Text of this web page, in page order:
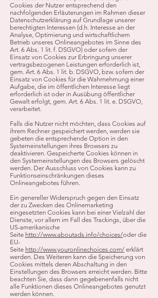
Cookies der Nutzer entsprechend den
nachfolgenden Erläuterungen im Rahmen dieser
Datenschutzerklärung auf Grundlage unserer
berechtigten Interessen (d.h. Interesse an der
Analyse, Optimierung und wirtschaftlichem
Betrieb unseres Onlineangebotes im Sinne des
Art. 6 Abs. 1 lit. f. DSGVO) oder sofern der
Einsatz von Cookies zur Erbringung unserer
vertragsbezogenen Leistungen erforderlich ist,
gem. Art. 6 Abs. 1 lit. b. DSGVO, bzw. sofern der
Einsatz von Cookies für die Wahrnehmung einer
Aufgabe, die im öffentlichen Interesse liegt
erforderlich ist oder in Ausübung öffentlicher
Gewalt erfolgt, gem. Art. 6 Abs. 1 lit. e. DSGVO,
verarbeitet.
Falls die Nutzer nicht möchten, dass Cookies auf
ihrem Rechner gespeichert werden, werden sie
gebeten die entsprechende Option in den
Systemeinstellungen ihres Browsers zu
deaktivieren. Gespeicherte Cookies können in
den Systemeinstellungen des Browsers gelöscht
werden. Der Ausschluss von Cookies kann zu
Funktionseinschränkungen dieses
Onlineangebotes führen.
Ein genereller Widerspruch gegen den Einsatz
der zu Zwecken des Onlinemarketing
eingesetzten Cookies kann bei einer Vielzahl der
Dienste, vor allem im Fall des Trackings, über die
US-amerikanische
Seite http://www.aboutads.info/choices/oder die
EU-
Seite http://www.youronlinechoices.com/ erklärt
werden. Des Weiteren kann die Speicherung von
Cookies mittels deren Abschaltung in den
Einstellungen des Browsers erreicht werden. Bitte
beachten Sie, dass dann gegebenenfalls nicht
alle Funktionen dieses Onlineangebotes genutzt
werden können.